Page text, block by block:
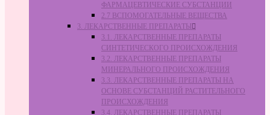
ФАРМАЦЕВТИЧЕСКИЕ СУБСТАНЦИИ
2.7 ВСПОМОГАТЕЛЬНЫЕ ВЕЩЕСТВА
3. ЛЕКАРСТВЕННЫЕ ПРЕПАРАТЫ
3.1. ЛЕКАРСТВЕННЫЕ ПРЕПАРАТЫ
СИНТЕТИЧЕСКОГО ПРОИСХОЖДЕНИЯ
3.2. ЛЕКАРСТВЕННЫЕ ПРЕПАРАТЫ
МИНЕРАЛЬНОГО ПРОИСХОЖДЕНИЯ
3.3. ЛЕКАРСТВЕННЫЕ ПРЕПАРАТЫ НА
ОСНОВЕ СУБСТАНЦИЙ РАСТИТЕЛЬНОГО
ПРОИСХОЖДЕНИЯ
3.4. ЛЕКАРСТВЕННЫЕ ПРЕПАРАТЫ